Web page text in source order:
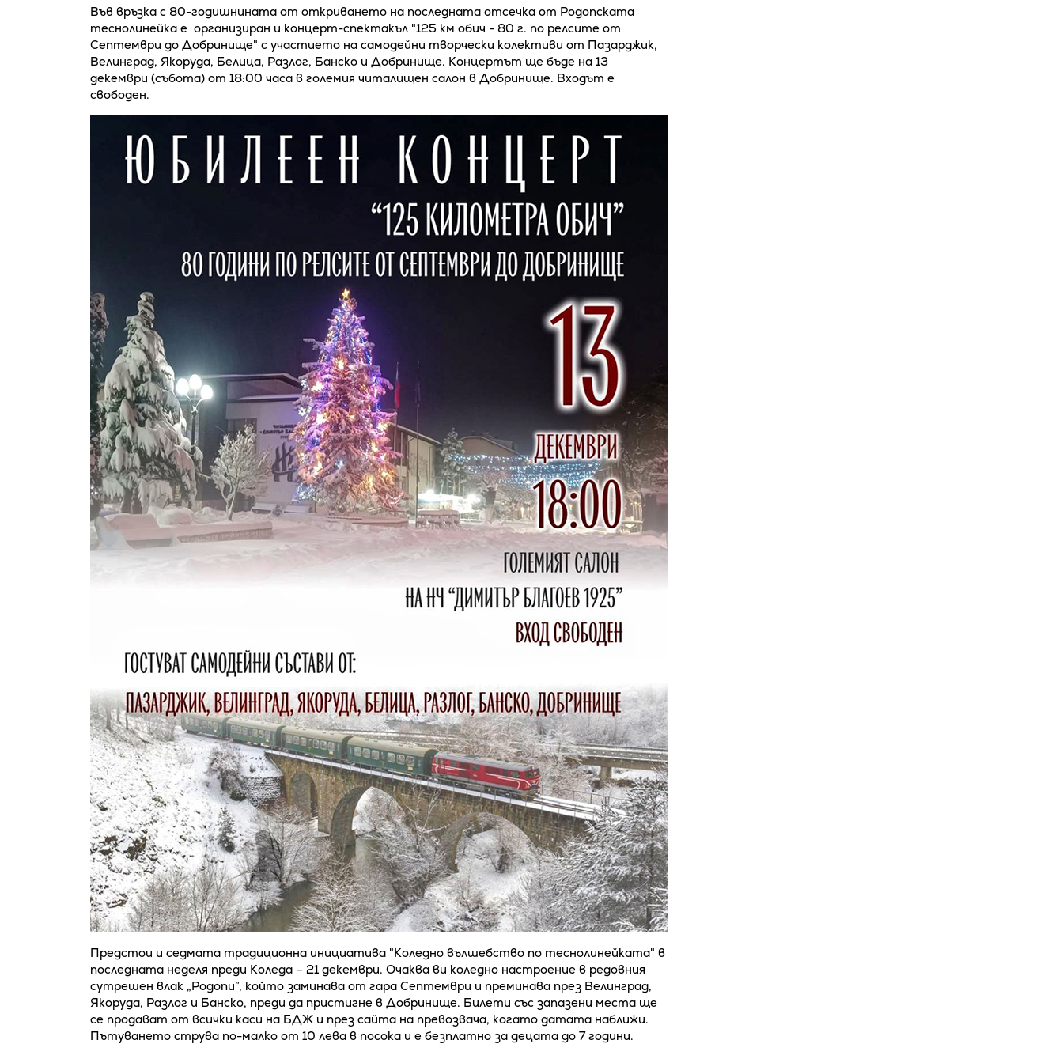
Във връзка с 80-годишнината от откриването на последната отсечка от Родопската
теснолинейка е организиран и концерт-спектакъл "125 км обич - 80 г. по релсите от
Септември до Добринище" с участието на самодейни творчески колективи от Пазарджик,
Велинград, Якоруда, Белица, Разлог, Банско и Добринище. Концертът ще бъде на 13
декември (събота) от 18:00 часа в големия читалищен салон в Добринище. Входът е
свободен.
Предстои и седмата традиционна инициатива "Коледно вълшебство по теснолинейката" в
последната неделя преди Коледа – 21 декември. Очаква ви коледно настроение в редовния
сутрешен влак „Родопи”, който заминава от гара Септември и преминава през Велинград,
Якоруда, Разлог и Банско, преди да пристигне в Добринище. Билети със запазени места ще
се продават от всички каси на БДЖ и през сайта на превозвача, когато датата наближи.
Пътуването струва по-малко от 10 лева в посока и е безплатно за децата до 7 години.